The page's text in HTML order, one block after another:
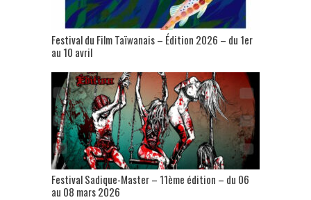
Festival du Film Taïwanais – Édition 2026 – du 1er
au 10 avril
Festival Sadique-Master – 11ème édition – du 06
au 08 mars 2026